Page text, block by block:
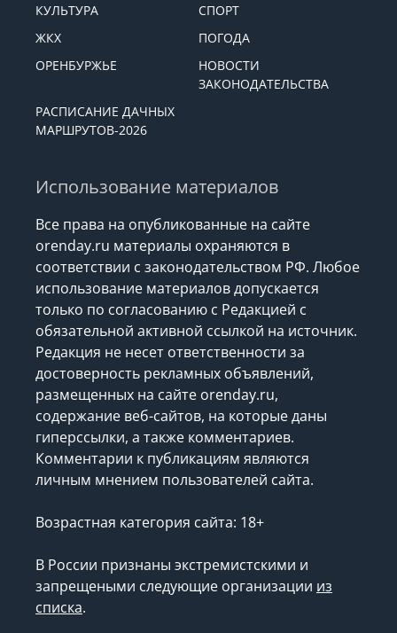
КУЛЬТУРА
СПОРТ
ЖКХ
ПОГОДА
ОРЕНБУРЖЬЕ
НОВОСТИ
ЗАКОНОДАТЕЛЬСТВА
РАСПИСАНИЕ ДАЧНЫХ
МАРШРУТОВ-2026
Использование материалов
Все права на опубликованные на сайте
orenday.ru материалы охраняются в
соответствии с законодательством РФ. Любое
использование материалов допускается
только по согласованию с Редакцией с
обязательной активной ссылкой на источник.
Редакция не несет ответственности за
достоверность рекламных объявлений,
размещенных на сайте orenday.ru,
содержание веб-сайтов, на которые даны
гиперссылки, а также комментариев.
Комментарии к публикациям являются
личным мнением пользователей сайта.
Возрастная категория сайта: 18+
В России признаны экстремистскими и
запрещеными следующие организации из
списка.